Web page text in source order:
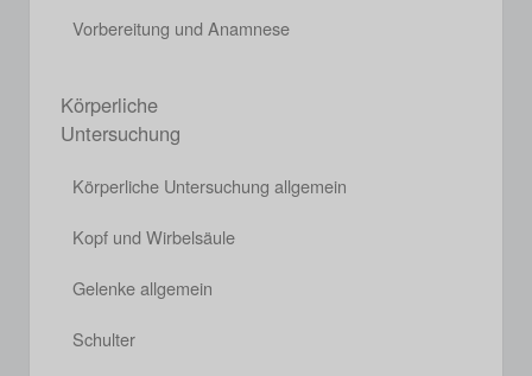
Vorbereitung und Anamnese
Körperliche
Untersuchung
Körperliche Untersuchung allgemein
Kopf und Wirbelsäule
Gelenke allgemein
Schulter